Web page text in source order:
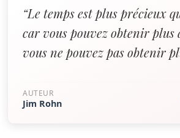
“Le temps est plus précieux
car vous pouvez obtenir plus
vous ne pouvez pas obtenir
AUTEUR
Jim Rohn